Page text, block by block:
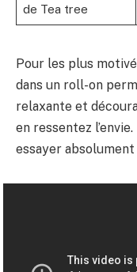
de Tea tree
Pour les plus
dans un roll-on
relaxante et
en ressentez
essayer absolument